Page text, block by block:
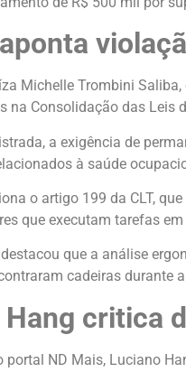
Michelle Trombini
na Consolidação das Leis
a exigência de
à saúde
o artigo 199 da CLT,
que executam tarefas
que a análise
cadeiras durante
Hang critica
portal ND Mais, Luciano